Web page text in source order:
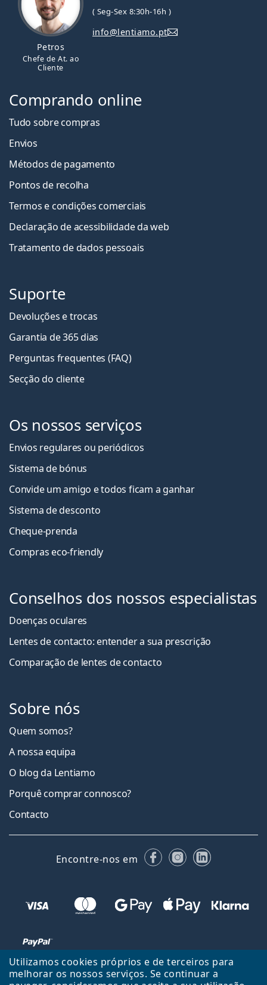
Utilizamos cookies próprios e de terceiros para
melhorar os nossos serviços. Se continuar a
Petros
Chefe de At. ao
Cliente
( Seg-Sex 8:30h-16h )
info@lentiamo.pt
Comprando online
Tudo sobre compras
Envios
Métodos de pagamento
Pontos de recolha
Termos e condições comerciais
Declaração de acessibilidade da web
Tratamento de dados pessoais
Suporte
Devoluções e trocas
Garantia de 365 dias
Perguntas frequentes (FAQ)
Secção do cliente
Os nossos serviços
Envios regulares ou periódicos
Sistema de bónus
Convide um amigo e todos ficam a ganhar
Sistema de desconto
Cheque-prenda
Compras eco-friendly
Conselhos dos nossos especialistas
Doenças oculares
Lentes de contacto: entender a sua prescrição
Comparação de lentes de contacto
Sobre nós
Quem somos?
A nossa equipa
O blog da Lentiamo
Porquê comprar connosco?
Contacto
Encontre-nos em FacebookInstagram
LinkedIn